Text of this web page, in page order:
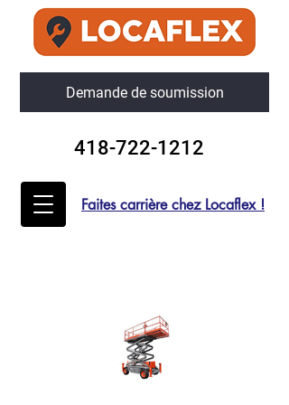
Demande de soumission
418-722-1212
Faites carrière chez Locaflex !